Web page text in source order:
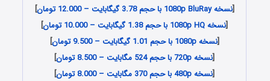
[نسخه 1080p BluRay با حجم 3.78 گیگابایت – 12.000 تومان
]
[نسخه 1080p HQ با حجم 1.38 گیگابایت – 10.000 تومان
]
[نسخه 1080p با حجم 1.01 گیگابایت – 9.500 تومان
]
[نسخه 720p با حجم 524 مگابایت – 8.500 تومان
]
[نسخه 480p با حجم 370 مگابایت – 8.000 تومان
]